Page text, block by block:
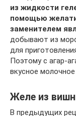
из жидкости
помощью
заменителем
добывают из
для
Поэтому с агар-
вкусное молочное
Желе из
В предыдущих